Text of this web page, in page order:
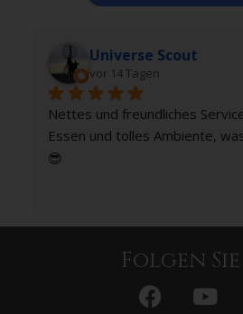
Service Team gutes
was will man mehr…
Folgen